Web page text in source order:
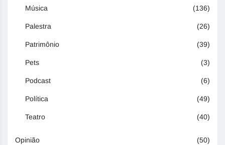
Música (136)
Palestra (26)
Patrimônio (39)
Pets (3)
Podcast (6)
Política (49)
Teatro (40)
Opinião (50)